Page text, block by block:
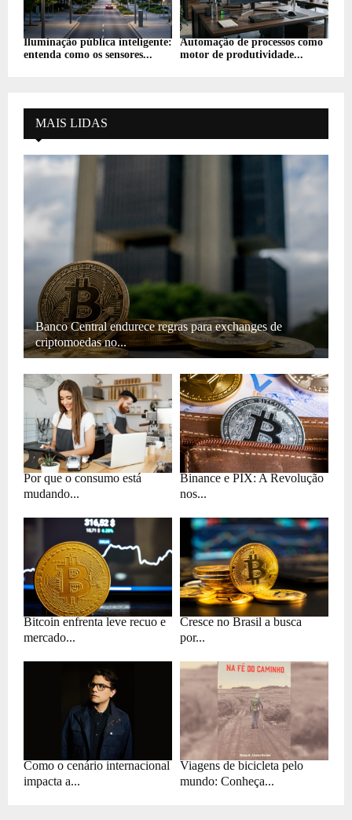
Iluminação pública inteligente:
entenda como os sensores...
Automação de processos como
motor de produtividade...
MAIS LIDAS
Banco Central endurece regras para exchanges de
criptomoedas no...
Por que o consumo está
mudando...
Binance e PIX: A Revolução
nos...
Bitcoin enfrenta leve recuo e
mercado...
Cresce no Brasil a busca
por...
Como o cenário internacional
impacta a...
Viagens de bicicleta pelo
mundo: Conheça...